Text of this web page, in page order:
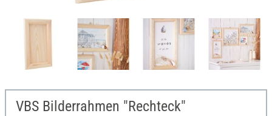
VBS Bilderrahmen "Rechteck"